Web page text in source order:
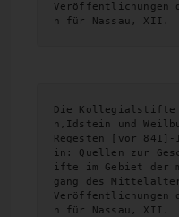
Veröffentlichungen
n für Nassau, XII.
Die Kollegialstifte
n,Idstein und
Regesten [vor 841]-
in: Quellen zur
ifte im Gebiet der
gang des
Veröffentlichungen
n für Nassau, XII.